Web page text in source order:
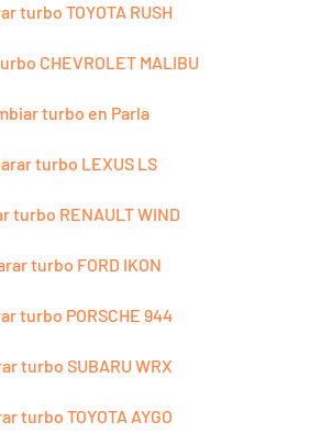
turbo TOYOTA RUSH
CHEVROLET MALIBU
turbo en Parla
turbo LEXUS LS
turbo RENAULT WIND
turbo FORD IKON
turbo PORSCHE 944
turbo SUBARU WRX
turbo TOYOTA AYGO